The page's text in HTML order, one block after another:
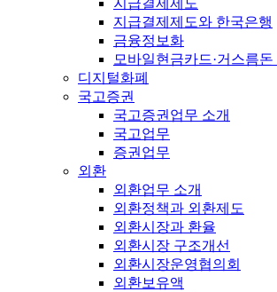
지급결제제도와 한국은행
금융정보화
모바일현금카드·거스름
디지털화폐
국고증권
국고증권업무 소개
국고업무
증권업무
외환
외환업무 소개
외환정책과 외환제도
외환시장과 환율
외환시장 구조개선
외환시장운영협의회
외환보유액